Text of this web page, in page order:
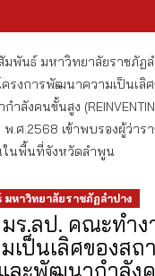
มพันธ์ มหาวิทยาลัยราชภัฏ
รงการพัฒนาความเป็นเลิ
งคนขั้นสูง
.ศ.2568 เข้าพบรองผู้ว่าร
ในพื้นที่จังหวัดลำพูน
หาวิทยาลัยราชภัฏลำปาง
ร.ลป. คณะทำง
ป็นเลิศของสถ
ละพัฒนากำลัง